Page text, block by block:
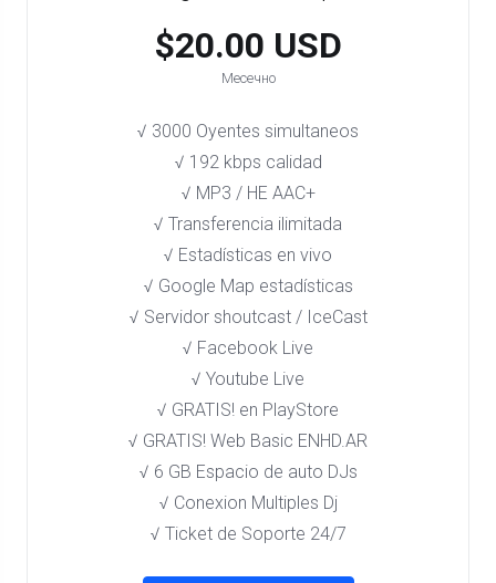
$20.00 USD
Месечно
√ 3000 Oyentes simultaneos
√ 192 kbps calidad
√ MP3 / HE AAC+
√ Transferencia ilimitada
√ Estadísticas en vivo
√ Google Map estadísticas
√ Servidor shoutcast / IceCast
√ Facebook Live
√ Youtube Live
√ GRATIS! en PlayStore​
√ GRATIS! Web Basic ENHD.AR
√ 6 GB Espacio de auto DJs
√ Conexion Multiples Dj
√ Ticket de Soporte 24/7